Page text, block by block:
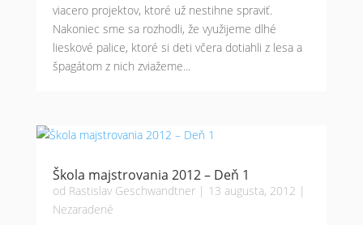
viacero projektov, ktoré už nestihne spraviť.
Nakoniec sme sa rozhodli, že využijeme dlhé
lieskové palice, ktoré si deti včera dotiahli z lesa a
špagátom z nich zviažeme...
Škola majstrovania 2012 – Deň 1
od Rastislav Geschwandtner| 13 augusta, 2012 |
Nezaradené